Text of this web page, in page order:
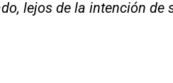
lejos de la intención de